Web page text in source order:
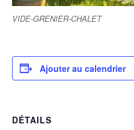
VIDE-GRENIER-CHALET
Ajouter au calendrier
DÉTAILS